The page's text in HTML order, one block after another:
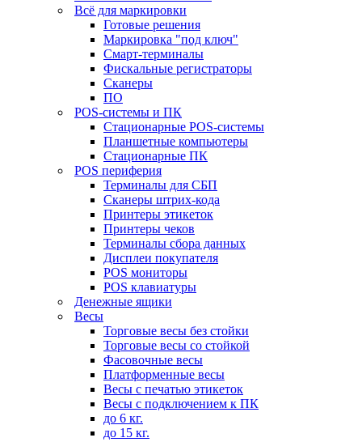
Всё для маркировки
Готовые решения
Маркировка "под ключ"
Смарт-терминалы
Фискальные регистраторы
Сканеры
ПО
POS-системы и ПК
Стационарные POS-системы
Планшетные компьютеры
Стационарные ПК
POS периферия
Терминалы для СБП
Сканеры штрих-кода
Принтеры этикеток
Принтеры чеков
Терминалы сбора данных
Дисплеи покупателя
POS мониторы
POS клавиатуры
Денежные ящики
Весы
Торговые весы без стойки
Торговые весы со стойкой
Фасовочные весы
Платформенные весы
Весы с печатью этикеток
Весы с подключением к ПК
до 6 кг.
до 15 кг.